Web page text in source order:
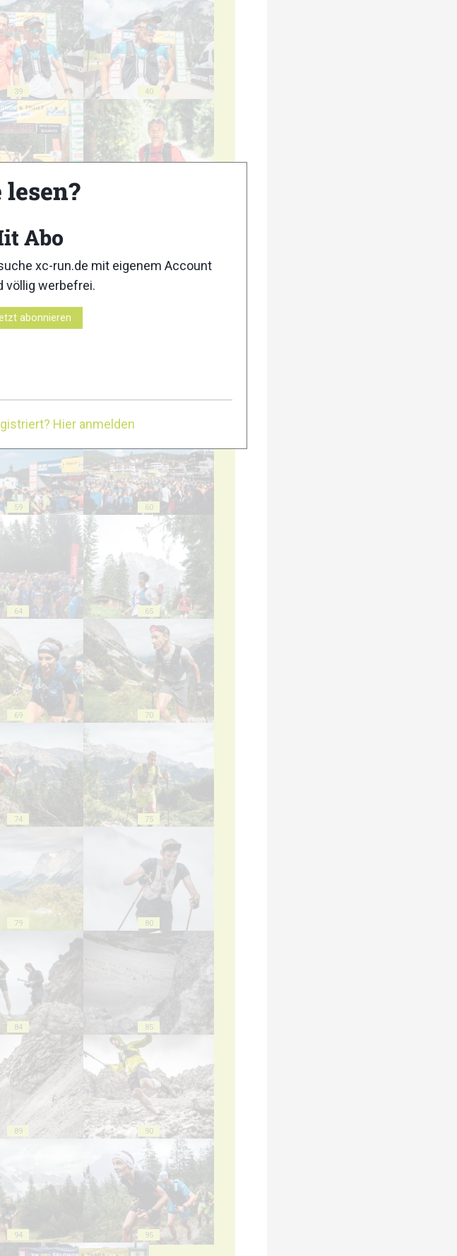
39 40
44
54 55
59 60
64 65
69 70
74 75
79 80
84 85
89 90
94 95
Abo
xc-run.de mit eigenem Account
völlig werbefrei.
abonnieren
Hier anmelden